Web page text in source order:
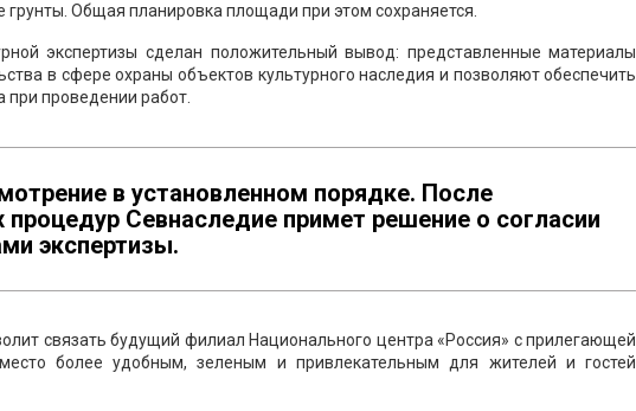
грунты. Общая планировка площади при этом сохраняется.
экспертизы сделан положительный вывод: представленные материалы
в сфере охраны объектов культурного наследия и позволяют обеспечить
при проведении работ.
в установленном порядке. После
Севнаследие примет решение о согласии
экспертизы.
связать будущий филиал Национального центра «Россия» с прилегающей
более удобным, зеленым и привлекательным для жителей и гостей